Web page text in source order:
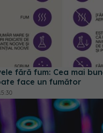
fără fum: Cea mai
face un fumător